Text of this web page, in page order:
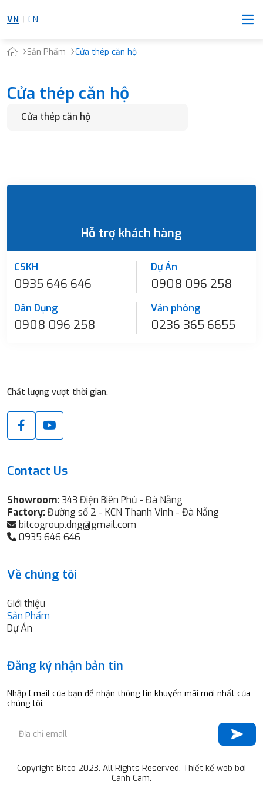
VN EN
Sản Phẩm Cửa thép căn hộ
Cửa thép căn hộ
Hỗ trợ khách hàng
CSKH
0935 646 646
Dự Án
0908 096 258
Dân Dụng
0908 096 258
Văn phòng
0236 365 6655
Chất lượng vượt thời gian.
Contact Us
Showroom:343 Điện Biên Phủ - Đà Nẵng
Factory:Đường số 2 - KCN Thanh Vinh - Đà Nẵng
bitcogroup.dng@gmail.com
0935 646 646
Về chúng tôi
Giới thiệu
Sản Phẩm
Dự Án
Đăng ký nhận bản tin
Nhập Email của bạn để nhận thông tin khuyến mãi mới nhất của
chúng tôi.
Copyright Bitco 2023. All Rights Reserved. Thiết kế web bởi
Cánh Cam.